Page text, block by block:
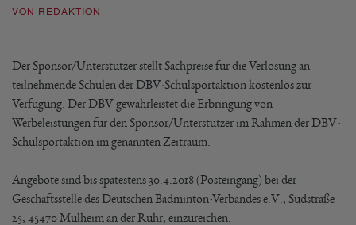
VON REDAKTION
Der Sponsor/Unterstützer stellt Sachpreise für die Verlosung an
teilnehmende Schulen der DBV-Schulsportaktion kostenlos zur
Verfügung. Der DBV gewährleistet die Erbringung von
Werbeleistungen für den Sponsor/Unterstützer im Rahmen der DBV-
Schulsportaktion im genannten Zeitraum.
Angebote sind bis spätestens 30.4.2018 (Posteingang) bei der
Geschäftsstelle des Deutschen Badminton-Verbandes e.V., Südstraße
25, 45470 Mülheim an der Ruhr, einzureichen.